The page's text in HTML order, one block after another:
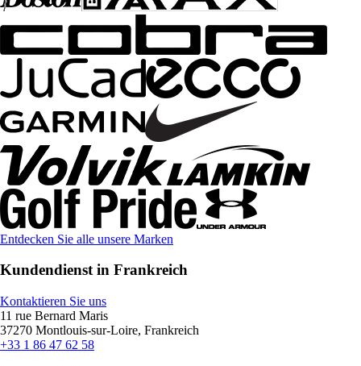
Entdecken Sie alle unsere Marken
Kundendienst in Frankreich
Kontaktieren Sie uns
11 rue Bernard Maris
37270 Montlouis-sur-Loire, Frankreich
+33 1 86 47 62 58